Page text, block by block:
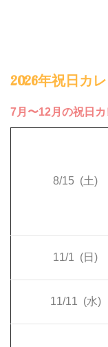
2026年祝日カ
7月〜12月の祝日
8/15 (土)
11/1 (日)
11/11 (水)